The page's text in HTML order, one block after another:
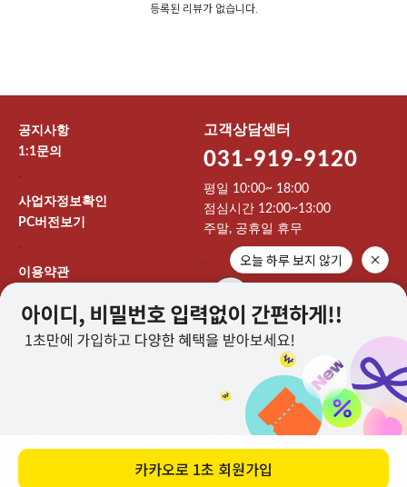
등록된 리뷰가 없습니다.
공지사항
1:1문의
-
사업자정보확인
PC버전보기
-
이용약관
이용안내
고객상담센터
031-919-9120
평일 10:00~ 18:00
점심시간 12:00~13:00
주말, 공휴일 휴무
-
상호 : 주식회사 912엔터테인먼트 대표 : 이기영
개인정보보호책임자 : 권오민 TEL : 031-919-9120
FAX : EMAIL : kpoptogether@naver.com
사업자등록번호 : 194-81-01147 통신판매업신고 : 제 2024-고양
주소 : 경기도 고양시 일산서구 덕산로195번길 137-17
오늘 하루 보지 않기
카카오로 1초 회원가입